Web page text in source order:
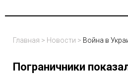
Главная > Новости > Война в
Пограничники